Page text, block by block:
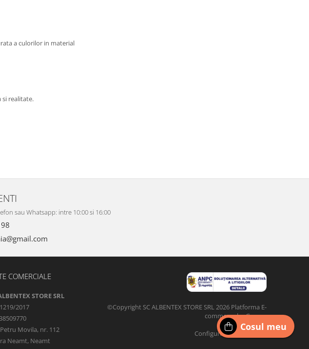
de durata a culorilor in material
realitate.
sau Whatsapp: intre 10:00 si 16:00
COMERCIALE
STORE SRL
2017
Movila, nr. 112
Neamt, Neamt
©Copyright SC ALBENTEX STORE SRL 2026 Platforma E-
commerce by Gomag
Configurat de
Cosul meu